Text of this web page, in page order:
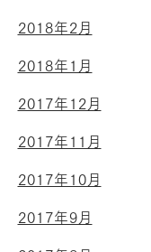
2018年2月
2018年1月
2017年12月
2017年11月
2017年10月
2017年9月